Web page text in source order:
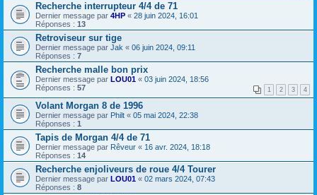
Recherche interrupteur 4/4 de 71
Dernier message par 4HP « 28 juin 2024, 16:01
Réponses : 13
Retroviseur sur tige
Dernier message par Jak « 06 juin 2024, 09:11
Réponses : 7
Recherche malle bon prix
Dernier message par LOU01 « 03 juin 2024, 18:56
Réponses : 57 1 2 3 4
Volant Morgan 8 de 1996
Dernier message par Philt « 05 mai 2024, 22:38
Réponses : 1
Tapis de Morgan 4/4 de 71
Dernier message par Rêveur « 16 avr. 2024, 18:18
Réponses : 14
Recherche enjoliveurs de roue 4/4 Tourer
Dernier message par LOU01 « 02 mars 2024, 07:43
Réponses : 8